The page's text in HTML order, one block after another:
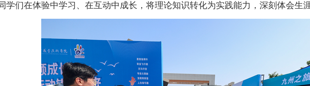
学们在体验中学习、在互动中成长，将理论知识转化为实践能力，深刻体会生